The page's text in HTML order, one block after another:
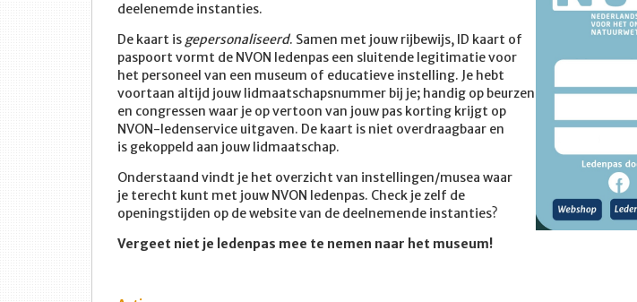
deelenemde instanties.
De kaart is gepersonaliseerd. Samen met jouw rijbewijs, ID kaart of
paspoort vormt de NVON ledenpas een sluitende legitimatie voor
het personeel van een museum of educatieve instelling. Je hebt
voortaan altijd jouw lidmaatschapsnummer bij je; handig op beurzen
en congressen waar je op vertoon van jouw pas korting krijgt op
NVON-ledenservice uitgaven. De kaart is niet overdraagbaar en
is gekoppeld aan jouw lidmaatschap.
Onderstaand vindt je het overzicht van instellingen/musea waar
je terecht kunt met jouw NVON ledenpas. Check je zelf de
openingstijden op de website van de deelnemende instanties?
Vergeet niet je ledenpas mee te nemen naar het museum!